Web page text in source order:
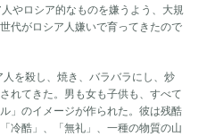
やロシア的なものを嫌うよう、大規
代がロシア人嫌いで育ってきたので
を殺し、焼き、バラバラにし、炒
れてきた。男も女も子供も、すべて
」のイメージが作られた。彼は残酷
冷酷」、「無礼」、一種の物質の山